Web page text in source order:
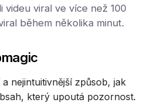
videu viral ve více než 100
během několika minut.
nejintuitivnější způsob, jak
který upoutá pozornost.